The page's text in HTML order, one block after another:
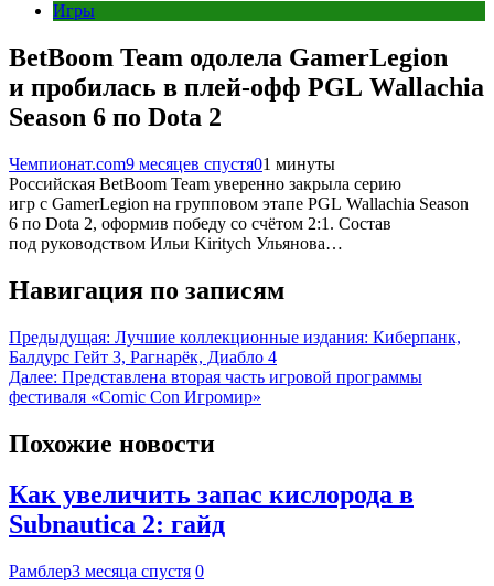
Игры
BetBoom Team одолела GamerLegion
и пробилась в плей-офф PGL Wallachia
Season 6 по Dota 2
Чемпионат.com9 месяцев спустя01 минуты
Российская BetBoom Team уверенно закрыла серию
игр с GamerLegion на групповом этапе PGL Wallachia Season
6 по Dota 2, оформив победу со счётом 2:1. Состав
под руководством Ильи Kiritych Ульянова…
Навигация по записям
Предыдущая: Лучшие коллекционные издания: Киберпанк,
Балдурс Гейт 3, Рагнарёк, Диабло 4
Далее: Представлена вторая часть игровой программы
фестиваля «Comic Con Игромир»
Похожие новости
Как увеличить запас кислорода в
Subnautica 2: гайд
Рамблер3 месяца спустя 0